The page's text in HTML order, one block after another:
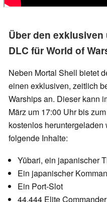
Über den
DLC für World of
Neben Mortal Shell bietet
einen exklusiven, zeitlich
Warships an. Dieser kann
März um 17:00 Uhr bis
kostenlos heruntergeladen
folgende Inhalte:
Yūbari, ein japanischer
Ein japanischer
Ein Port-Slot
44.444 Elite